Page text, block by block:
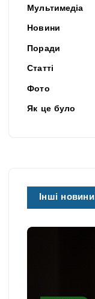
Мультимедіа
Новини
Поради
Статті
Фото
Як це було
Інші новини